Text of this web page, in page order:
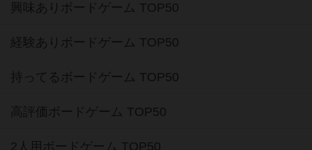
興味ありボードゲーム TOP50
経験ありボードゲーム TOP50
持ってるボードゲーム TOP50
高評価ボードゲーム TOP50
2人用ボードゲーム TOP50